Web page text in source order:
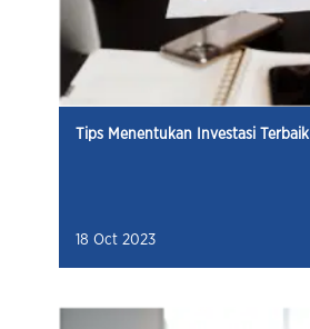
Tips Menentukan Investasi Terbaik
18 Oct 2023